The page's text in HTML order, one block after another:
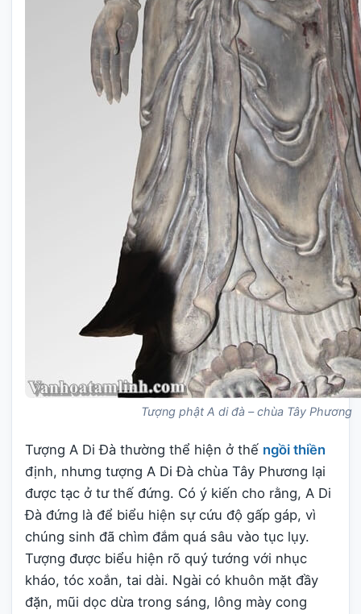
Tượng phật A di đà – chùa Tây Phương
Tượng A Di Đà thường thể hiện ở thế ngồi thiền
định, nhưng tượng A Di Đà chùa Tây Phương lại
được tạc ở tư thế đứng. Có ý kiến cho rằng, A Di
Đà đứng là để biểu hiện sự cứu độ gấp gáp, vì
chúng sinh đã chìm đắm quá sâu vào tục lụy.
Tượng được biểu hiện rõ quý tướng với nhục
kháo, tóc xoắn, tai dài. Ngài có khuôn mặt đầy
đặn, mũi dọc dừa trong sáng, lông mày cong